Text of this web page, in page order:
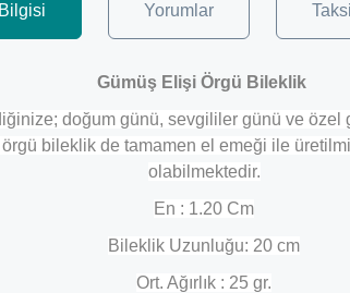
Yorumlar
​Gümüş Elişi Örgü Bileklik
doğum günü, sevgililer günü ve
bileklik de tamamen el emeği ile
olabilmektedir.
En : 1.20 Cm
Bileklik Uzunluğu: 20 cm
Ort. Ağırlık : 25 gr.